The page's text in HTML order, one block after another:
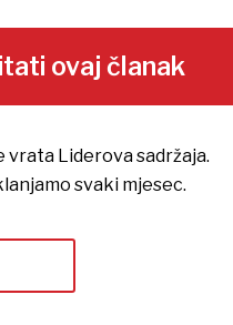
ovaj članak
Liderova sadržaja.
svaki mjesec.